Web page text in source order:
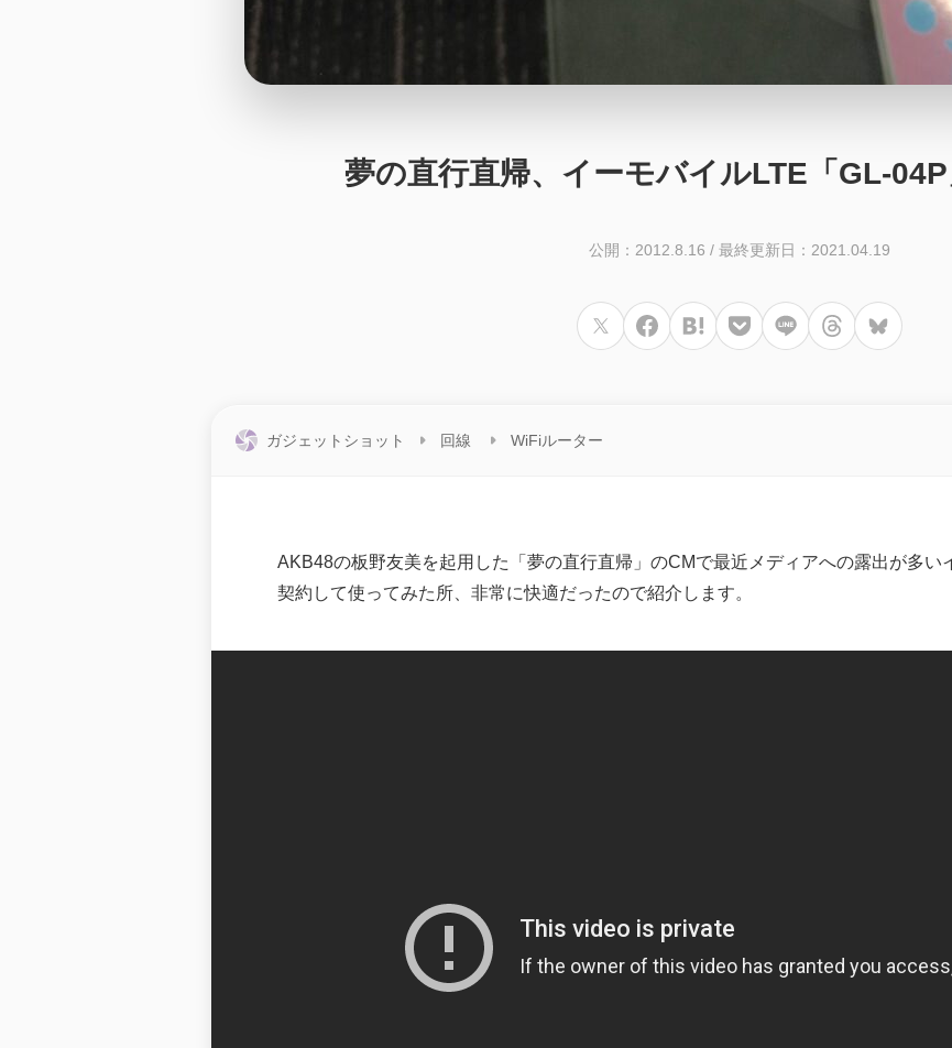
夢の直行直帰、イーモバイルLTE「GL-04P
公開：2012.8.16 / 最終更新日：2021.04.19
ガジェットショット 回線 WiFiルーター
AKB48の板野友美を起用した「夢の直行直帰」のCMで最近メディアへの露出が多い
契約して使ってみた所、非常に快適だったので紹介します。